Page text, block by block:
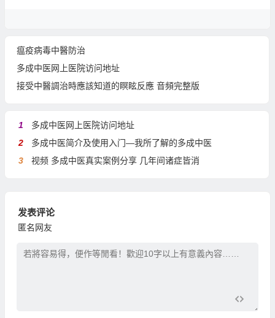
瘟疫病毒中醫防治
多成中医网上医院访问地址
接受中醫調治時應該知道的瞑眩反應 音頻完整版
1
多成中医网上医院访问地址
2
多成中医简介及使用入门—我所了解的多成中医
3
视频 多成中医真实案例分享 几年间诸症皆消
发表评论
匿名网友